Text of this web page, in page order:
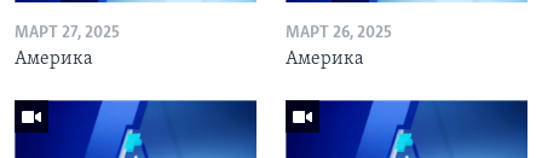
МАРТ 27, 2025
Америка
МАРТ 26, 2025
Америка